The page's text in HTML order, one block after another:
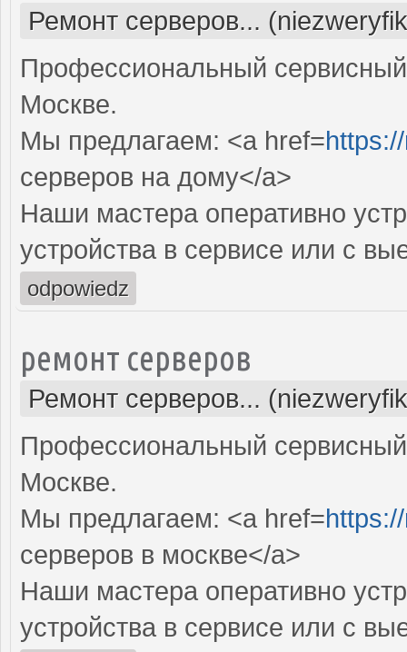
Ремонт серверов...
Профессиональный
Москве.
Мы предлагаем: <a href=
серверов на дому</a>
Наши мастера оперативно
устройства в сервисе или с
odpowiedz
ремонт серверов
Ремонт серверов...
Профессиональный
Москве.
Мы предлагаем: <a href=
серверов в москве</a>
Наши мастера оперативно
устройства в сервисе или с